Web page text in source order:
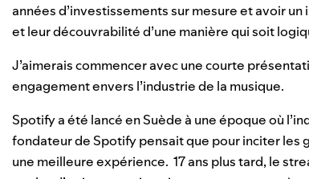
années d’investissements sur mesure et avoir
et leur découvrabilité d’une manière qui soit
J’aimerais commencer avec une courte
engagement envers l’industrie de la musique.
Spotify a été lancé en Suède à une époque où
fondateur de Spotify pensait que pour inciter les
une meilleure expérience. 17 ans plus tard, le